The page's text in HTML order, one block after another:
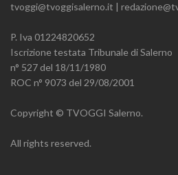
tvoggi@tvoggisalerno.it |
P. Iva 01224820652
Iscrizione testata Tribunale di Salerno
n° 527 del 18/11/1980
ROC n° 9073 del 29/08/2001
Copyright © TVOGGI Salerno.
All rights reserved.